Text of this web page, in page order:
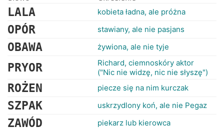
LALA kobieta ładna, ale próżna
OPÓR stawiany, ale nie pasjans
OBAWA żywiona, ale nie tyje
PRYOR
Richard, ciemnoskóry aktor
("Nic nie widzę, nic nie słyszę")
ROŻEN piecze się na nim kurczak
SZPAK uskrzydlony koń, ale nie Pegaz
ZAWÓD piekarz lub kierowca